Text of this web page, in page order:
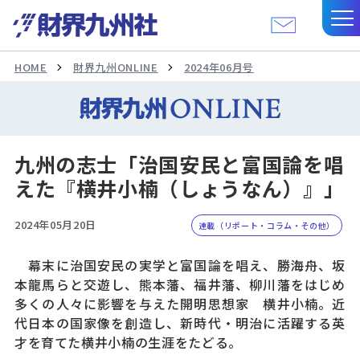
HOME 財界九州ONLINE 2024年06月号
九州の志士「治国安民と富国論を唱
えた『横井小楠（しょうなん）』」
2024年05月20日 連載（リポート・コラム・その他）
幕末に治国安民の実学と富国論を唱え、勝海舟、坂
本龍馬らと交遊し、熊本藩、福井藩、柳川藩をはじめ
多くの人々に影響を与えた開明思想家 横井小楠。近
代日本の国家像を創造し、新時代・明治に活躍する英
才を育てた横井小楠の生涯をたどる。